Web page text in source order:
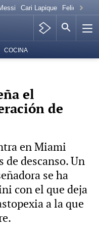
Cari Lapique Felicitación
COCINA
el
de
en Miami
descanso. Un
se ha
con el que deja
a la que